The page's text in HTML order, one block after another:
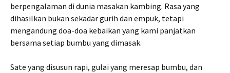
berpengalaman di dunia masakan kambing. Rasa yang
dihasilkan bukan sekadar gurih dan empuk, tetapi
mengandung doa-doa kebaikan yang kami panjatkan
bersama setiap bumbu yang dimasak.
Sate yang disusun rapi, gulai yang meresap bumbu, dan